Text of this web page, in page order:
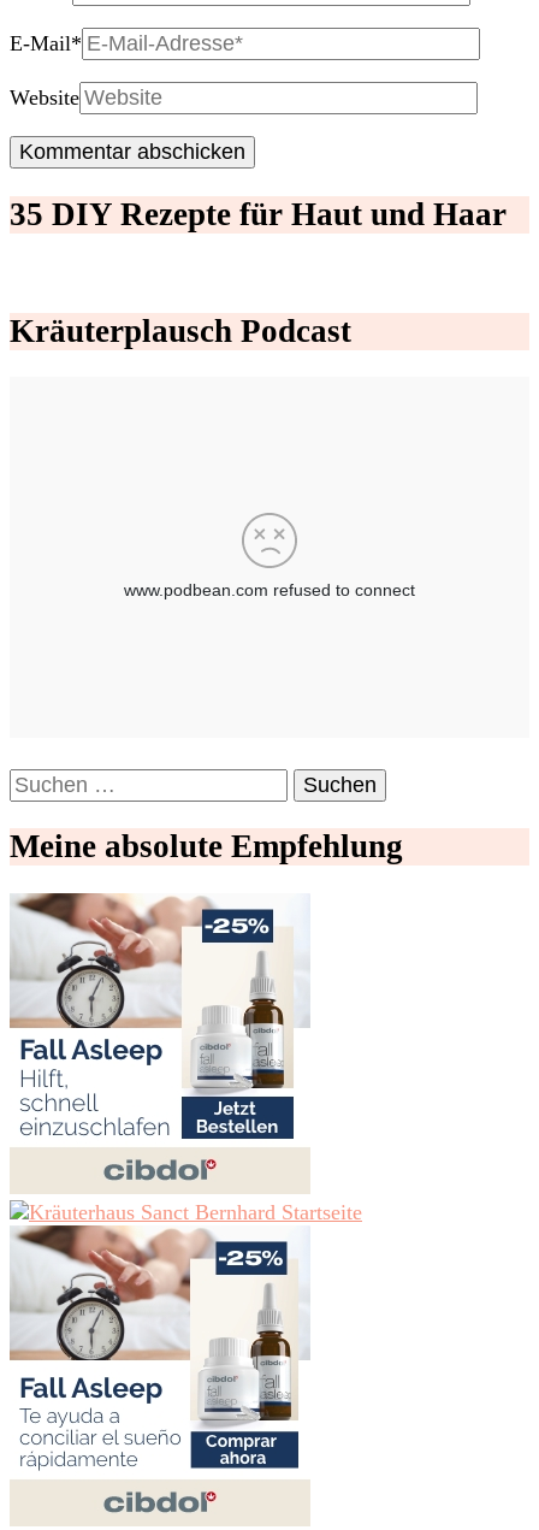
E-Mail*
Website
35 DIY Rezepte für Haut und Haar
Kräuterplausch Podcast
Suchen
nach:
Meine absolute Empfehlung